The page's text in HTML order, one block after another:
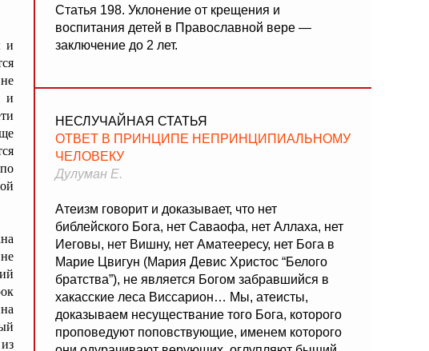
и
и
Статья 198. Уклонение от крещения и
воспитания детей в Православной вере —
заключение до 2 лет.
НЕСЛУЧАЙНАЯ СТАТЬЯ
ОТВЕТ В ПРИНЦИПЕ НЕПРИНЦИПИАЛЬНОМУ
ЧЕЛОВЕКУ
Дулуман Е.
Атеизм говорит и доказывает, что нет
библейского Бога, нет Саваофа, нет Аллаха, нет
Иеговы, нет Вишну, нет Аматеересу, нет Бога в
Марие Цвигун (Мария Девис Христос “Белого
братства”), не является Богом забравшийся в
хакасские леса Виссарион… Мы, атеисты,
доказываем несуществание того Бога, которого
проповедуют поповствующие, именем которого